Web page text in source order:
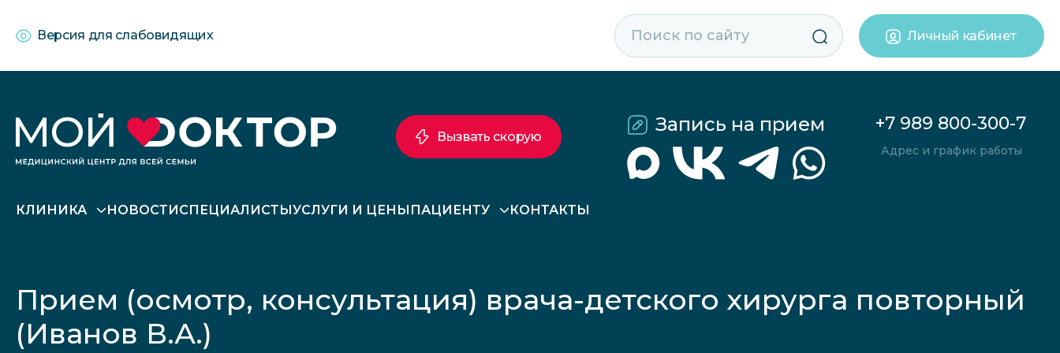
Версия для слабовидящих Личный кабинет
Запись на прием +7 989 800-300-7
Адрес и график работы
КЛИНИКА НОВОСТИСПЕЦИАЛИСТЫУСЛУГИ И ЦЕНЫ ПАЦИЕНТУ КОНТАКТЫ
Вызвать скорую
Прием (осмотр, консультация) врача-детского хирурга повторный
(Иванов В.А.)